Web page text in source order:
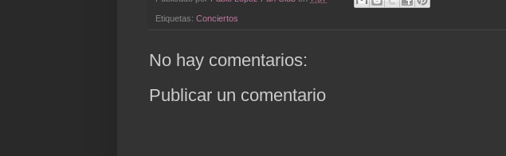
Etiquetas: Conciertos
No hay comentarios:
Publicar un comentario